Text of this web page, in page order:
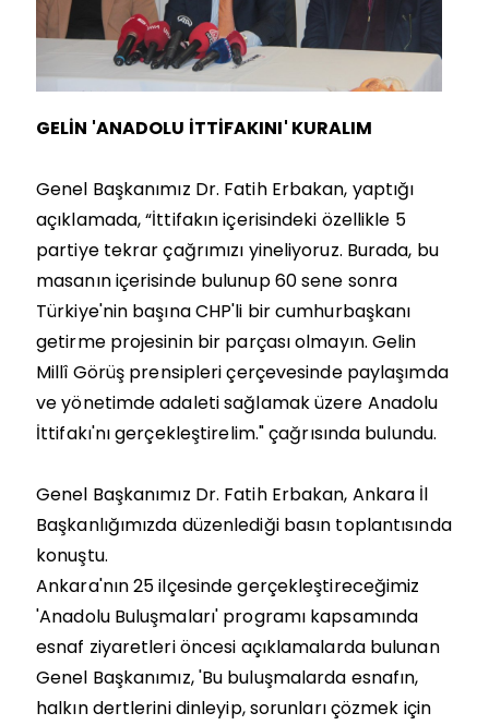
GELİN 'ANADOLU İTTİFAKINI' KURALIM
Genel Başkanımız Dr. Fatih Erbakan, yaptığı
açıklamada, “İttifakın içerisindeki özellikle 5
partiye tekrar çağrımızı yineliyoruz. Burada, bu
masanın içerisinde bulunup 60 sene sonra
Türkiye'nin başına CHP'li bir cumhurbaşkanı
getirme projesinin bir parçası olmayın. Gelin
Millî Görüş prensipleri çerçevesinde paylaşımda
ve yönetimde adaleti sağlamak üzere Anadolu
İttifakı'nı gerçekleştirelim." çağrısında bulundu.
Genel Başkanımız Dr. Fatih Erbakan, Ankara İl
Başkanlığımızda düzenlediği basın toplantısında
konuştu.
Ankara'nın 25 ilçesinde gerçekleştireceğimiz
'Anadolu Buluşmaları' programı kapsamında
esnaf ziyaretleri öncesi açıklamalarda bulunan
Genel Başkanımız, 'Bu buluşmalarda esnafın,
halkın dertlerini dinleyip, sorunları çözmek için